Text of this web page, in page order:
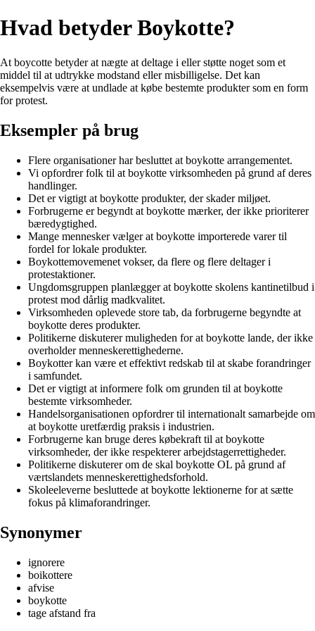
Hvad betyder Boykotte?
At boycotte betyder at nægte at deltage i eller støtte noget som et
middel til at udtrykke modstand eller misbilligelse. Det kan
eksempelvis være at undlade at købe bestemte produkter som en form
for protest.
Eksempler på brug
Flere organisationer har besluttet at boykotte arrangementet.
Vi opfordrer folk til at boykotte virksomheden på grund af deres
handlinger.
Det er vigtigt at boykotte produkter, der skader miljøet.
Forbrugerne er begyndt at boykotte mærker, der ikke prioriterer
bæredygtighed.
Mange mennesker vælger at boykotte importerede varer til
fordel for lokale produkter.
Boykottemovemenet vokser, da flere og flere deltager i
protestaktioner.
Ungdomsgruppen planlægger at boykotte skolens kantinetilbud i
protest mod dårlig madkvalitet.
Virksomheden oplevede store tab, da forbrugerne begyndte at
boykotte deres produkter.
Politikerne diskuterer muligheden for at boykotte lande, der ikke
overholder menneskerettighederne.
Boykotter kan være et effektivt redskab til at skabe forandringer
i samfundet.
Det er vigtigt at informere folk om grunden til at boykotte
bestemte virksomheder.
Handelsorganisationen opfordrer til internationalt samarbejde om
at boykotte uretfærdig praksis i industrien.
Forbrugerne kan bruge deres købekraft til at boykotte
virksomheder, der ikke respekterer arbejdstagerrettigheder.
Politikerne diskuterer om de skal boykotte OL på grund af
værtslandets menneskerettighedsforhold.
Skoleeleverne besluttede at boykotte lektionerne for at sætte
fokus på klimaforandringer.
Synonymer
ignorere
boikottere
afvise
boykotte
tage afstand fra